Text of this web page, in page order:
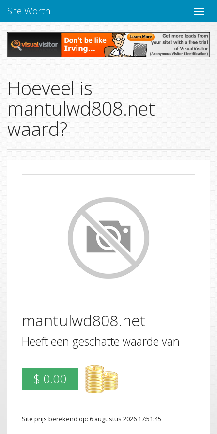
Site Worth
Hoeveel is
mantulwd808.net
waard?
mantulwd808.net
Heeft een geschatte waarde van
$ 0.00
Site prijs berekend op: 6 augustus 2026 17:51:45